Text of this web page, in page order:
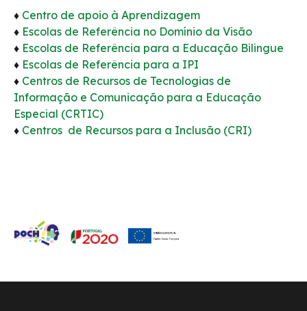
♦ Centro de apoio à Aprendizagem
♦ Escolas de Referência no Domínio da Visão
♦ Escolas de Referência para a Educação Bilingue
♦ Escolas de Referência para a IPI
♦ Centros de Recursos de Tecnologias de
Informação e Comunicação para a Educação
Especial (CRTIC)
♦ Centros de Recursos para a Inclusão (CRI)